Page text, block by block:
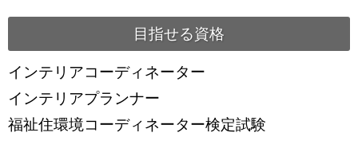
目指せる資格
インテリアコーディネーター
インテリアプランナー
福祉住環境コーディネーター検定試験